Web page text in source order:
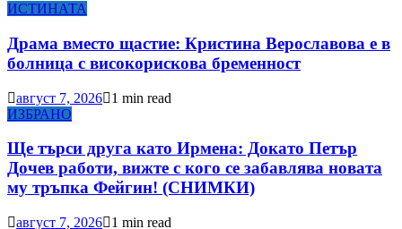
ИСТИНАТА
Драма вместо щастие: Кристина Верославова е в
болница с високорискова бременност
август 7, 2026
1 min read
ИЗБРАНО
Ще търси друга като Ирмена: Докато Петър
Дочев работи, вижте с кого се забавлява новата
му тръпка Фейгин! (СНИМКИ)
август 7, 2026 1 min read